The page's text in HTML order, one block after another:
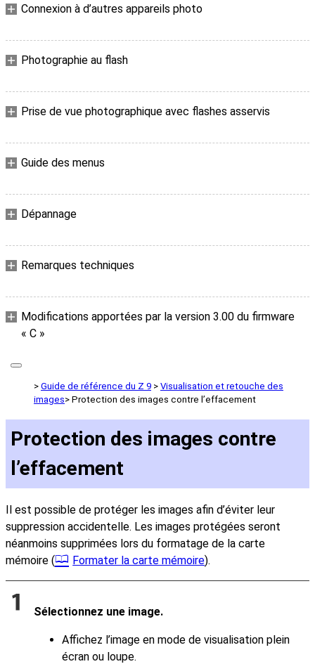
Connexion à d’autres appareils photo
Photographie au flash
Prise de vue photographique avec flashes asservis
Guide des menus
Dépannage
Remarques techniques
Modifications apportées par la version 3.00 du firmware
« C »
Guide de référence du Z 9
Visualisation et retouche des
images
Protection des images contre l’effacement
Protection des images contre
l’effacement
Il est possible de protéger les images afin d’éviter leur
suppression accidentelle. Les images protégées seront
néanmoins supprimées lors du formatage de la carte
mémoire (
Formater la carte mémoire).
Sélectionnez une image.
Affichez l’image en mode de visualisation plein
écran ou loupe.